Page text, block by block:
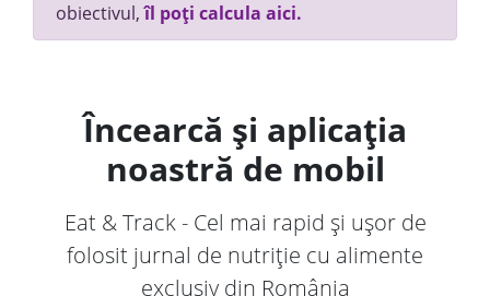
obiectivul,îl poți calcula aici.
Încearcă și aplicația
noastră de mobil
Eat & Track - Cel mai rapid și ușor de
folosit jurnal de nutriție cu alimente
exclusiv din România